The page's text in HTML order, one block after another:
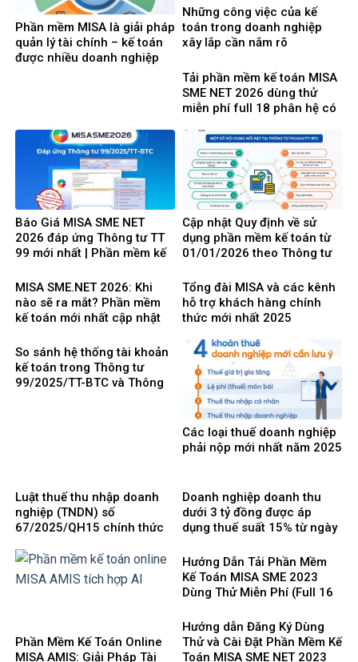
Phần mềm MISA là giải pháp
quản lý tài chính – kế toán
được nhiều doanh nghiệp
doanh
Những công việc của kế
toán trong doanh nghiệp
xây lắp cần nắm rõ
Tải phần mềm kế toán MISA
SME NET 2026 dùng thử
miễn phí full 18 phân hệ có
Báo Giá MISA SME NET
2026 đáp ứng Thông tư TT
99 mới nhất | Phần mềm kế
Cập nhật Quy định về sử
dụng phần mềm kế toán từ
01/01/2026 theo Thông tư
MISA SME.NET 2026: Khi
nào sẽ ra mắt? Phần mềm
kế toán mới nhất cập nhật
Tổng đài MISA và các kênh
hỗ trợ khách hàng chính
thức mới nhất 2025
So sánh hệ thống tài khoản
kế toán trong Thông tư
99/2025/TT-BTC và Thông
Các loại thuế doanh nghiệp
phải nộp mới nhất năm 2025
Luật thuế thu nhập doanh
nghiệp (TNDN) số
67/2025/QH15 chính thức
01/10/2025 và 8 điểm mới
cần lưu ý
Doanh nghiệp doanh thu
dưới 3 tỷ đồng được áp
dụng thuế suất 15% từ ngày
Phần Mềm Kế Toán Online
MISA AMIS: Giải Pháp Tài
Hướng Dẫn Tải Phần Mềm
Kế Toán MISA SME 2023
Dùng Thử Miễn Phí (Full 16
Hướng dẫn Đăng Ký Dùng
Thử và Cài Đặt Phần Mềm Kế
Toán MISA SME NET 2023